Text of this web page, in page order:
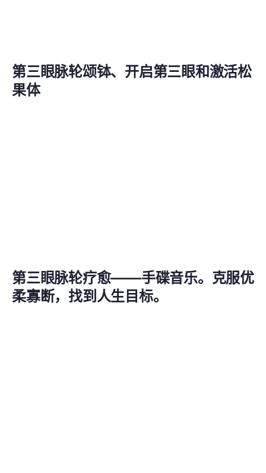
第三眼脉轮颂钵、开启第三眼和激活松
果体
第三眼脉轮疗愈——手碟音乐。克服优
柔寡断，找到人生目标。